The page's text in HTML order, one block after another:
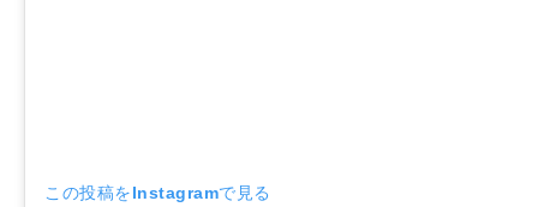
この投稿をInstagramで見る